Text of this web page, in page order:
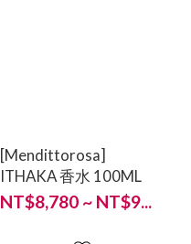
[Mendittorosa]
ITHAKA 香水 100ML
NT$8,780 ~ NT$9...